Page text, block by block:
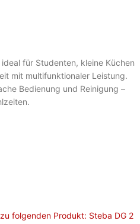
für Studenten, kleine Küchen
mit multifunktionaler Leistung.
Bedienung und Reinigung –